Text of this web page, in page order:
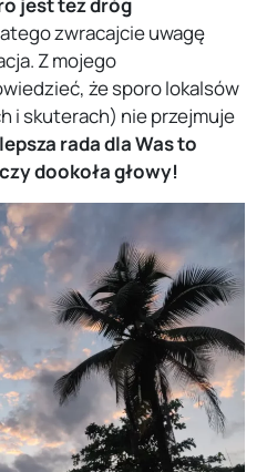
zwracajcie uwagę
Z mojego
że sporo lokalsów
i skuterach) nie przejmuje
rada dla Was to
dookoła głowy!